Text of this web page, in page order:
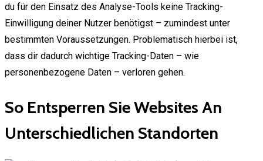
du für den Einsatz des Analyse-Tools keine Tracking-
Einwilligung deiner Nutzer benötigst – zumindest unter
bestimmten Voraussetzungen. Problematisch hierbei ist,
dass dir dadurch wichtige Tracking-Daten – wie
personenbezogene Daten – verloren gehen.
So Entsperren Sie Websites An
Unterschiedlichen Standorten